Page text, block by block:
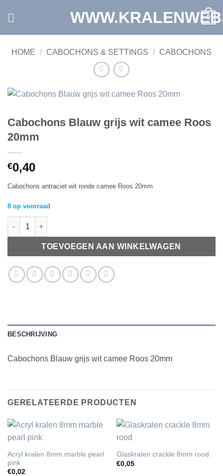
0
HOME / CABOCHONS & SETTINGS / CABOCHONS
Cabochons Blauw grijs wit camee Roos
20mm
€0,40
Cabochons antraciet wit ronde camee Roos 20mm
8 op voorraad
Cabochons Blauw grijs wit camee Roos 20mm aantal
TOEVOEGEN AAN WINKELWAGEN
BESCHRIJVING
Cabochons Blauw grijs wit camee Roos 20mm
GERELATEERDE PRODUCTEN
Acryl kralen 8mm marble pearl
pink
€0,02
Glaskralen crackle 8mm rood
€0,05